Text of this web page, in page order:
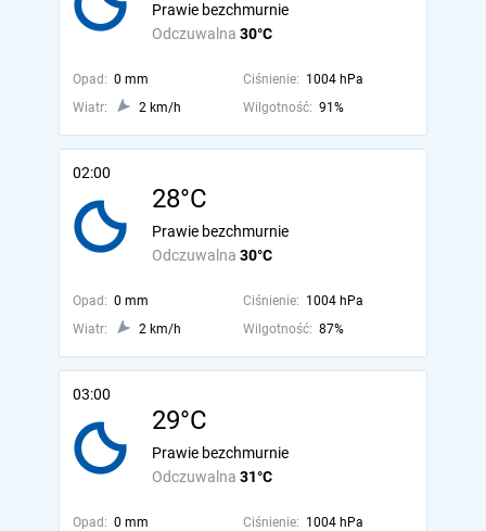
Odczuwalna 30°C
Prawie bezchmurnie
Opad: 0 mm Ciśnienie: 1004 hPa
Wiatr:
2 km/h Wilgotność: 91%
02:00
28°C
Odczuwalna 30°C
Prawie bezchmurnie
Opad: 0 mm Ciśnienie: 1004 hPa
Wiatr:
2 km/h Wilgotność: 87%
03:00
29°C
Odczuwalna 31°C
Prawie bezchmurnie
Opad: 0 mm Ciśnienie: 1004 hPa